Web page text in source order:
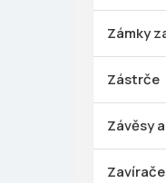
Zámky
Zástrče
Závěsy